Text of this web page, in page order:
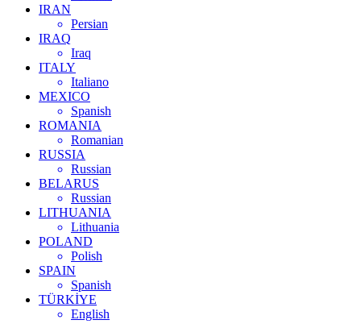
IRAN
Persian
IRAQ
Iraq
ITALY
Italiano
MEXICO
Spanish
ROMANIA
Romanian
RUSSIA
Russian
BELARUS
Russian
LITHUANIA
Lithuania
POLAND
Polish
SPAIN
Spanish
TÜRKİYE
English